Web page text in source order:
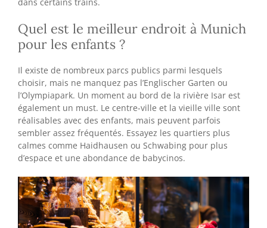
Quel est le meilleur endroit à Munich
pour les enfants ?
Il existe de nombreux parcs publics parmi lesquels
choisir, mais ne manquez pas l’Englischer Garten ou
l’Olympiapark. Un moment au bord de la rivière Isar est
également un must. Le centre-ville et la vieille ville sont
réalisables avec des enfants, mais peuvent parfois
sembler assez fréquentés. Essayez les quartiers plus
calmes comme Haidhausen ou Schwabing pour plus
d’espace et une abondance de babycinos.